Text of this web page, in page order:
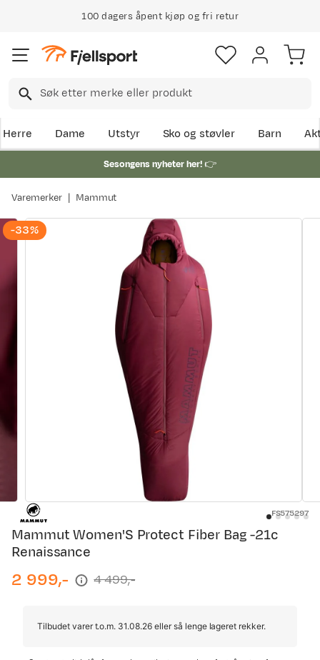
100 dagers åpent kjøp og fri retur
Herre Dame Utstyr Sko og støvler Barn
Sesongens nyheter her!👉
Varemerker Mammut
-33%
FS575297
Mammut Women'S Protect Fiber Bag -21c
Renaissance
discounted
2 999,-
original 4 499,-
Tilbudet varer t.o.m. 31.08.26 eller så lenge lageret rekker.